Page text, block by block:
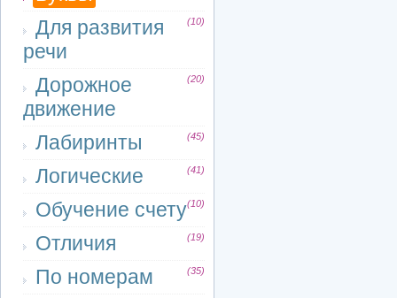
Для развития
речи
(10)
Дорожное
движение
(20)
Лабиринты (45)
Логические (41)
Обучение счету(10)
Отличия (19)
По номерам (35)